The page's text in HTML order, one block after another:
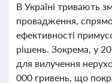
В Україні тривають
провадження,
ефективності
рішень. Зокрема, у
для вилучення
000 гривень, що